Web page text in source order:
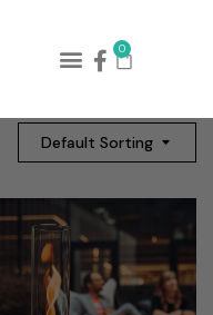
0
Default Sorting